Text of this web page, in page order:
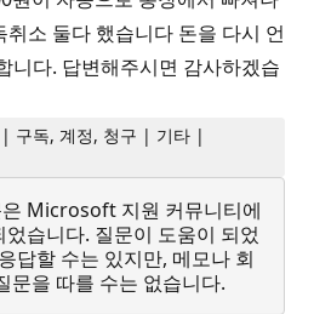
소 둘다 했습니다 돈을 다시 언
니다. 답변해주시면 감사하겠습
구독, 계정, 청구 | 기타 |
Microsoft 지원 커뮤니티에
습니다. 질문이 도움이 되었
답할 수는 있지만, 메모나 회
문을 따를 수는 없습니다.